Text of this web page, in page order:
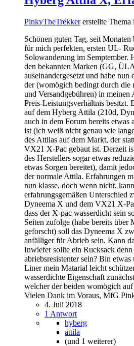
PinkyTheTrekkererstellte Thema
Schönen guten Tag, seit
für mich perfekten, ersten UL-
Solowanderung im Semptember.
den bekannten Marken (GG,
auseinandergesetzt und habe nun
der (womögich bedingt durch die
und Versandgebühren) in meinen
Preis-Leistungsverhältnis besitzt.
auf dem Hyberg Attila (210d,
auch in dem Forum bereits etwas
ist (ich weiß nicht genau wie
des Attilas auf dem Markt, der
VX21 X-Pac gebaut ist. Derzeit
des Herstellers sogar etwas
etwas Sorgen bereitet), damit
der normale Attila. Erfahrungen
nun klasse, doch wenn nicht,
erfahrungsgemäßen Unterschied
Dyneema X und dem VX21 X-
dass der X-pac wasserdicht sein
Seiten zufolge (habe bereits über
geforscht) soll das Dyneema X
anfälliger für Abrieb sein. Kann
Inwiefer sollte ein Rucksack denn
abriebsresistenter sein? Bin
Liner mein Matarial leicht
wasserdichte Eigenschaft
welcher der beiden womögich
Vielen Dank im Voraus, MfG
4. Juli 2018
1 Antwort
hyberg
attila
(und 1 weiterer)